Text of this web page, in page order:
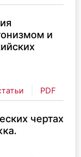
и
PDF
чертах